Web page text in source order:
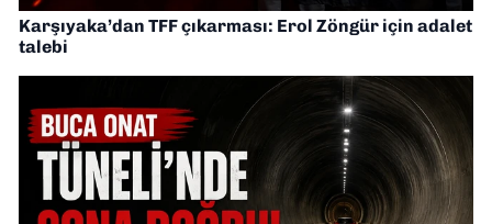
Karşıyaka’dan TFF çıkarması: Erol Zöngür için adalet
talebi